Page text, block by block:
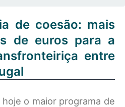
de coesão: mais
de euros para a
entre
o maior programa de